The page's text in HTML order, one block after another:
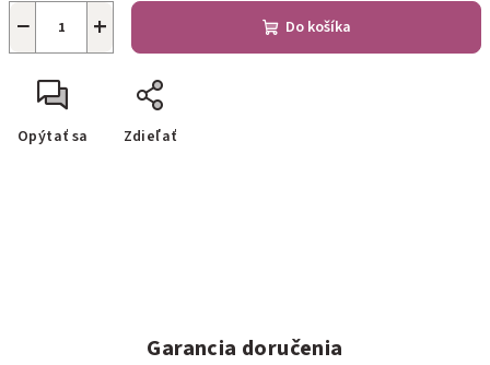
+
− Do košíka
Opýtať sa Zdieľať
Garancia doručenia